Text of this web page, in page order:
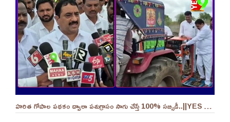
హరిత గోపాల పథకం ద్వారా పశుగ్రాసం సాగు చేస్తే 100% సబ్సిడీ..||YES 9TV